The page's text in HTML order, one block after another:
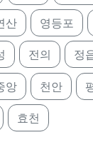
산 영등포
전의 정
앙 천안
효천